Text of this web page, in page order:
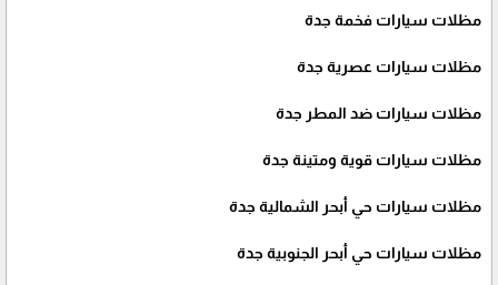
مظلات سيارات فخمة جدة
مظلات سيارات عصرية جدة
مظلات سيارات ضد المطر جدة
مظلات سيارات قوية ومتينة جدة
مظلات سيارات حي أبحر الشمالية جدة
مظلات سيارات حي أبحر الجنوبية جدة